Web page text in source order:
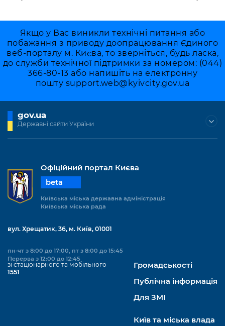
Якщо у Вас виникли технічні питання або
побажання з приводу доопрацювання Єдиного
веб-порталу м. Києва, то зверніться, будь ласка,
до служби технічної підтримки за номером: (044)
366-80-13 або напишіть на електронну
пошту support.web@kyivcity.gov.ua
gov.ua
Державні сайти України
Офіційний портал Києва
beta
Київська міська державна адміністрація
Київська міська рада
вул. Хрещатик, 36, м. Київ, 01001
пн-чт з 8:00 до 17:00, пт з 8:00 до 15:45
Перерва з 12:00 до 12:45
зі стаціонарного та мобільного
1551
Громадськості
Публічна інформація
Для ЗМІ
Київ та міська влада